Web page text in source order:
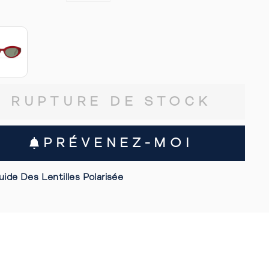
RUPTURE DE STOCK
PRÉVENEZ-MOI
Des Lentilles Polarisée